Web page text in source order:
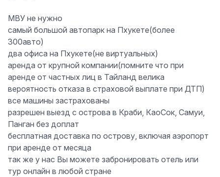
МВУ не нужно
самый большой автопарк на Пхукете(более
300авто)
два офиса на Пхукете(не виртуальных)
аренда от крупной компании(помните что при
аренде от частных лиц в Тайланд велика
вероятность отказа в страховой выплате при ДТП)
все машины застрахованы
разрешен выезд с острова в Краби, КаоСок, Самуи,
Панган без доплат
бесплатная доставка по острову, включая аэропорт
при аренде от месяца
так же у нас Вы можете забронировать отель или
тур онлайн в любой стране